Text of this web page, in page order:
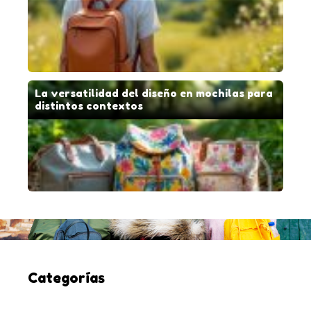
La versatilidad del diseño en mochilas para
distintos contextos
Categorías